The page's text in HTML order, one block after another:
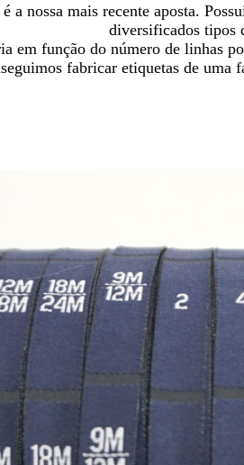
a nossa mais recente aposta.
diversificados tipos
em função do número de linhas
fabricar etiquetas de uma